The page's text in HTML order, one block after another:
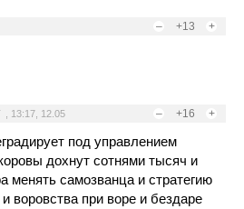
– +13 +
– +16 +
13:17, 12.05
под управлением
дохнут сотнями тысяч и
самозванца и стратегию
воровства при воре и бездаре